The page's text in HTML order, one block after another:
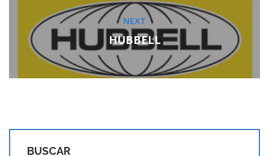
Next
post:
NEXT
HUBBELL
BUSCAR